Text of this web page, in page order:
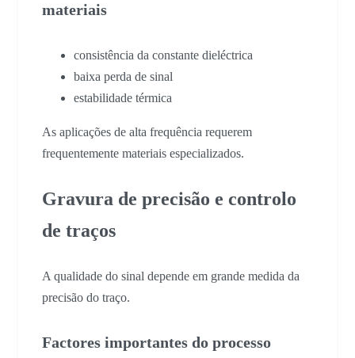
materiais
consistência da constante dieléctrica
baixa perda de sinal
estabilidade térmica
As aplicações de alta frequência requerem
frequentemente materiais especializados.
Gravura de precisão e controlo
de traços
A qualidade do sinal depende em grande medida da
precisão do traço.
Factores importantes do processo